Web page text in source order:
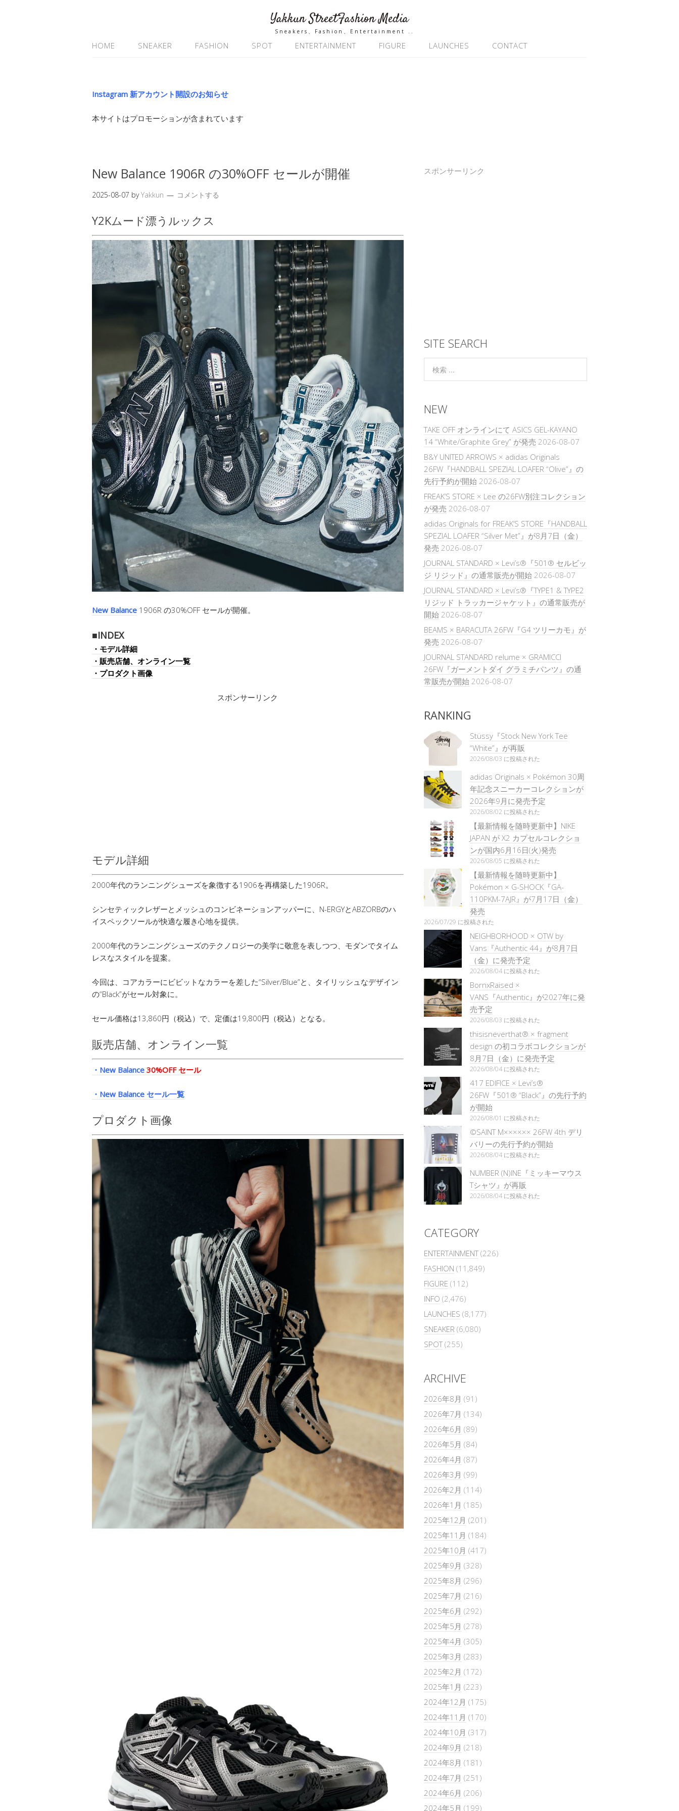
Yakkun StreetFashion Media
Sneakers、Fashion、Entertainment ..
HOME SNEAKER FASHION SPOT ENTERTAINMENT FIGURE LAUNCHES CONTACT
Instagram 新アカウント開設のお知らせ
本サイトはプロモーションが含まれています
New Balance 1906R の30%OFF セールが開催
2025-08-07 byYakkun コメントする
Y2Kムード漂うルックス
New Balance 1906R の30%OFF セールが開催。
■INDEX
・モデル詳細
・販売店舗、オンライン一覧
・プロダクト画像
スポンサーリンク
モデル詳細
2000年代のランニングシューズを象徴する1906を再構築した1906R。
シンセティックレザーとメッシュのコンビネーションアッパーに、N-ERGYとABZORBのハ
イスペックソールが快適な履き心地を提供。
2000年代のランニングシューズのテクノロジーの美学に敬意を表しつつ、モダンでタイム
レスなスタイルを提案。
今回は、コアカラーにビビットなカラーを差した“Silver/Blue”と、タイリッシュなデザイン
の“Black”がセール対象に。
セール価格は13,860円（税込）で、定価は19,800円（税込）となる。
販売店舗、オンライン一覧
・New Balance 30%OFF セール
・New Balance セール一覧
プロダクト画像
スポンサーリンク
SITE SEARCH
NEW
TAKE OFF オンラインにて ASICS GEL-KAYANO
14 “White/Graphite Grey” が発売 2026-08-07
B&Y UNITED ARROWS × adidas Originals
26FW『HANDBALL SPEZIAL LOAFER “Olive”』の
先行予約が開始 2026-08-07
FREAK’S STORE × Lee の26FW別注コレクション
が発売 2026-08-07
adidas Originals for FREAK’S STORE『HANDBALL
SPEZIAL LOAFER “Silver Met”』が8月7日（金）
発売 2026-08-07
JOURNAL STANDARD × Levi’s®『501® セルビッ
ジ リジッド』の通常販売が開始 2026-08-07
JOURNAL STANDARD × Levi’s®『TYPE1 & TYPE2
リジッド トラッカージャケット』の通常販売が
開始 2026-08-07
BEAMS × BARACUTA 26FW『G4 ツリーカモ』が
発売 2026-08-07
JOURNAL STANDARD relume × GRAMICCI
26FW『ガーメントダイ グラミチパンツ』の通
常販売が開始 2026-08-07
RANKING
Stüssy『Stock New York Tee
“White”』が再販
2026/08/03 に投稿された
adidas Originals × Pokémon 30周
年記念スニーカーコレクションが
2026年9月に発売予定
2026/08/02 に投稿された
【最新情報を随時更新中】NIKE
JAPAN が X2 カプセルコレクショ
ンが国内6月16日(火)発売
2026/08/05 に投稿された
【最新情報を随時更新中】
Pokémon × G-SHOCK『GA-
110PKM-7AJR』が7月17日（金）
発売
2026/07/29 に投稿された
NEIGHBORHOOD × OTW by
Vans『Authentic 44』が8月7日
（金）に発売予定
2026/08/04 に投稿された
BornxRaised ×
VANS『Authentic』が2027年に発
売予定
2026/08/03 に投稿された
thisisneverthat® × fragment
design の初コラボコレクションが
8月7日（金）に発売予定
2026/08/04 に投稿された
417 EDIFICE × Levi’s®
26FW『501®︎ “Black”』の先行予約
が開始
2026/08/01 に投稿された
©SAINT M×××××× 26FW 4th デリ
バリーの先行予約が開始
2026/08/04 に投稿された
NUMBER (N)INE『ミッキーマウス
Tシャツ』が再販
2026/08/04 に投稿された
CATEGORY
ENTERTAINMENT(226)
FASHION (11,849)
FIGURE (112)
INFO (2,476)
LAUNCHES (8,177)
SNEAKER (6,080)
SPOT(255)
ARCHIVE
2026年8月 (91)
2026年7月 (134)
2026年6月 (89)
2026年5月 (84)
2026年4月 (87)
2026年3月 (99)
2026年2月 (114)
2026年1月 (185)
2025年12月 (201)
2025年11月 (184)
2025年10月 (417)
2025年9月 (328)
2025年8月 (296)
2025年7月 (216)
2025年6月 (292)
2025年5月 (278)
2025年4月 (305)
2025年3月 (283)
2025年2月 (172)
2025年1月 (223)
2024年12月 (175)
2024年11月 (170)
2024年10月 (317)
2024年9月 (218)
2024年8月 (181)
2024年7月 (251)
2024年6月 (206)
2024年5月 (199)